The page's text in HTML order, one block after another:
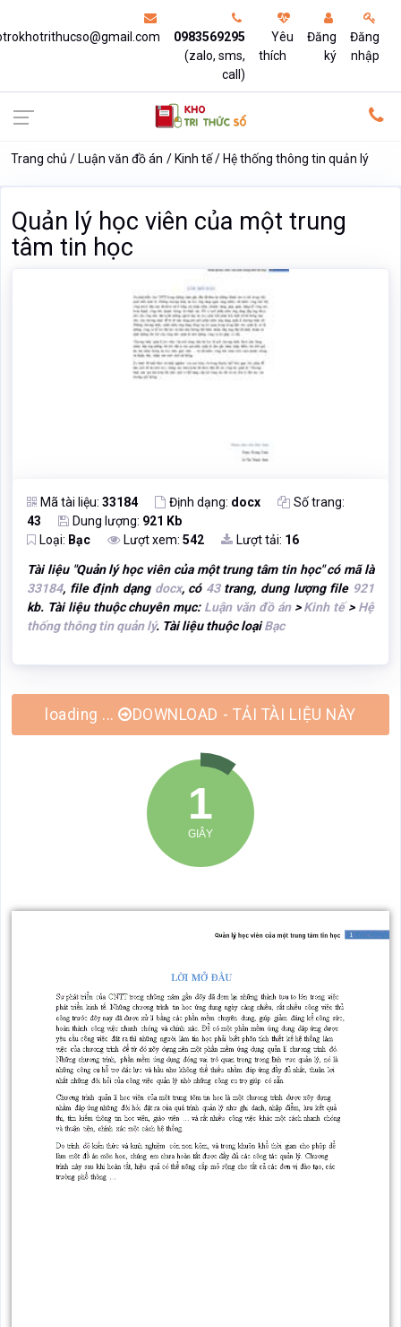
0983569295
(zalo, sms,
call)
Yêu
thích
Đăng
ký
Đăng
nhập
Trang chủ Luận văn đồ án Kinh tế Hệ thống thông tin quản lý
Quản lý học viên của một trung
tâm tin học
Mã tài liệu: 33184 Định dạng: docx
Số trang:
43
Dung lượng: 921 Kb
Loại: Bạc Lượt xem: 542 Lượt tải: 16
Tài liệu "Quản lý học viên của một trung tâm tin học" có mã là
33184, file định dạng docx, có 43trang, dung lượng file 921
kb. Tài liệu thuộc chuyên mục: Luận văn đồ án>Kinh tế> Hệ
thống thông tin quản lý. Tài liệu thuộc loạiBạc
DOWNLOAD - TẢI TÀI LIỆU NÀY